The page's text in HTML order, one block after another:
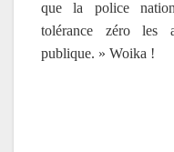
que la police
tolérance zéro les
publique. » Woika !